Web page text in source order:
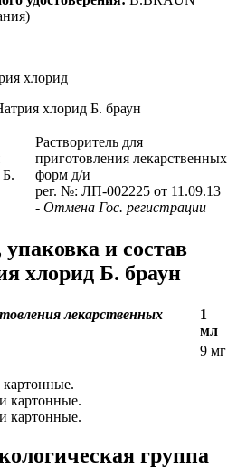
хлорид
хлорид Б. браун
Б.
Растворитель для
приготовления лекарственных
форм д/и
рег. №: ЛП-002225 от 11.09.13
- Отмена Гос. регистрации
и состав
хлорид Б. браун
лекарственных
1
мл
9 мг
картонные.
картонные.
группа